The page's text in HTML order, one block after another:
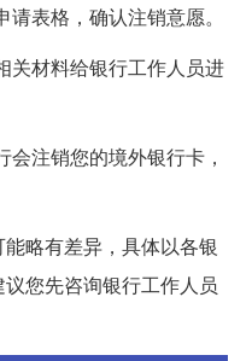
表格，确认注销意愿。
关材料给银行工作人员进
注销您的境外银行卡，
略有差异，具体以各银
您先咨询银行工作人员